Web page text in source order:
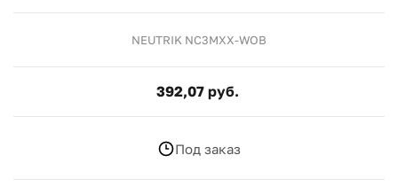
NEUTRIK NC3MXX-WOB
392,07 руб.
Под заказ